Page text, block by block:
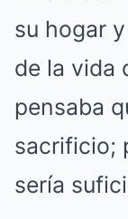
su hogar
de la vida
pensaba
sacrificio;
sería